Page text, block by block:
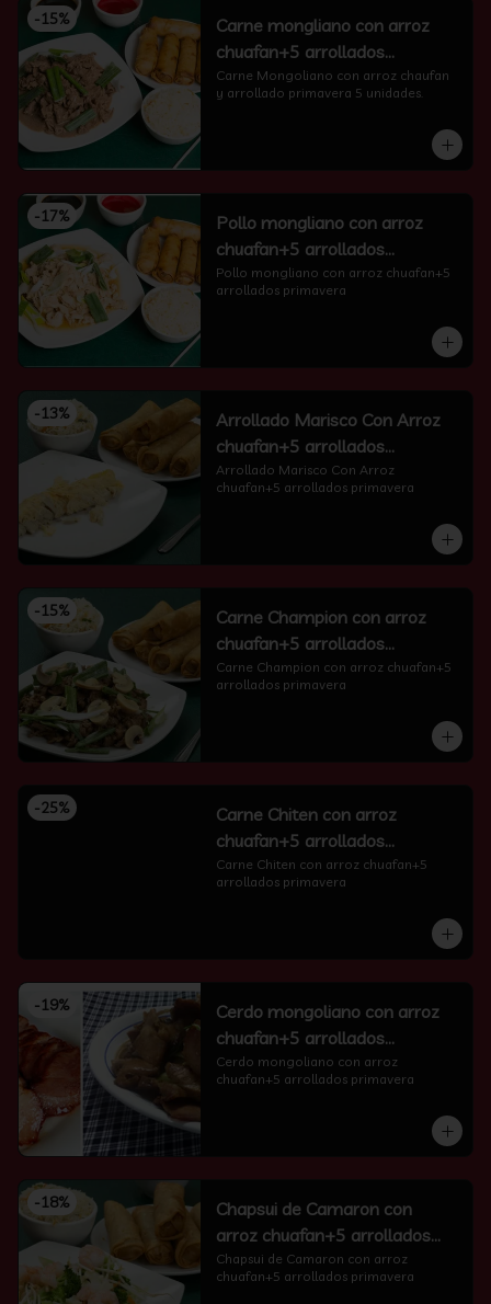
-15%
Carne mongliano con arroz
chuafan+5 arrollados
primavera
Carne Mongoliano con arroz chaufan
y arrollado primavera 5 unidades.
-17%
Pollo mongliano con arroz
chuafan+5 arrollados
primavera
Pollo mongliano con arroz chuafan+5
arrollados primavera
-13%
Arrollado Marisco Con Arroz
chuafan+5 arrollados
primavera
Arrollado Marisco Con Arroz
chuafan+5 arrollados primavera
-15%
Carne Champion con arroz
chuafan+5 arrollados
primavera
Carne Champion con arroz chuafan+5
arrollados primavera
-25%
Carne Chiten con arroz
chuafan+5 arrollados
primavera
Carne Chiten con arroz chuafan+5
arrollados primavera
-19%
Cerdo mongoliano con arroz
chuafan+5 arrollados
primavera
Cerdo mongoliano con arroz
chuafan+5 arrollados primavera
-18%
Chapsui de Camaron con
arroz chuafan+5 arrollados
primavera
Chapsui de Camaron con arroz
chuafan+5 arrollados primavera